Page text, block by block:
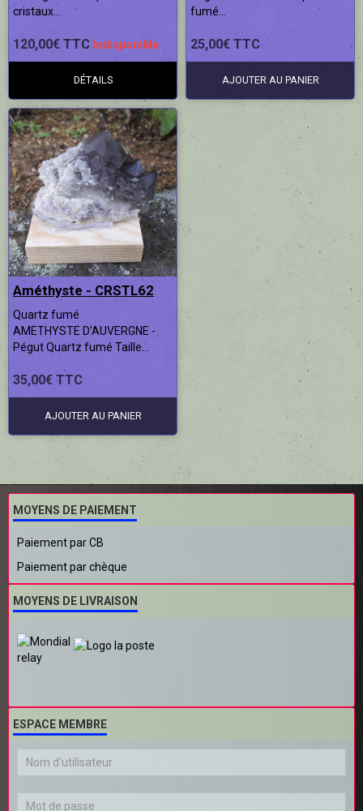
cristaux...
120,00€ TTC Indisponible
DÉTAILS
fumé...
25,00€ TTC
AJOUTER AU PANIER
Améthyste - CRSTL62
Quartz fumé
AMETHYSTE D'AUVERGNE -
Pégut Quartz fumé Taille...
35,00€ TTC
AJOUTER AU PANIER
MOYENS DE PAIEMENT
Paiement par CB
Paiement par chèque
MOYENS DE LIVRAISON
ESPACE MEMBRE